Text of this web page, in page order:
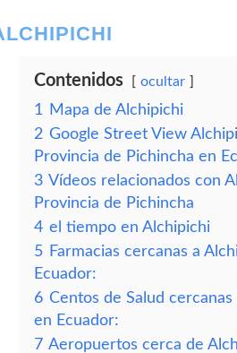
Contenidos ocultar
1
Mapa de Alchipichi
2 Google Street View
Provincia de Pichincha en
3 Vídeos relacionados con
Provincia de Pichincha
4 el tiempo en Alchipichi
5 Farmacias cercanas a
Ecuador:
6 Centos de Salud
en Ecuador:
7 Aeropuertos cerca de